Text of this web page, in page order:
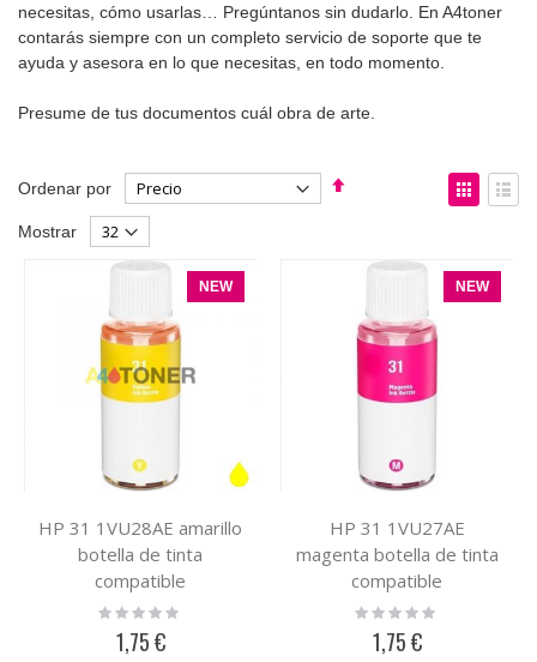
necesitas, cómo usarlas… Pregúntanos sin dudarlo. En A4toner
contarás siempre con un completo servicio de soporte que te
ayuda y asesora en lo que necesitas, en todo momento.
Presume de tus documentos cuál obra de arte.
Ordenar por
Fijar
Ver
como
Mostrar
NEW
HP 31 1VU28AE amarillo
botella de tinta
compatible
Rating:
1,75 €
NEW
HP 31 1VU27AE
magenta botella de tinta
compatible
Rating:
1,75 €